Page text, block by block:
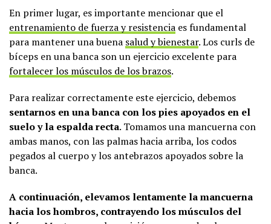
En primer lugar, es importante mencionar que el
entrenamiento de fuerza y resistencia es fundamental
para mantener una buena salud y bienestar. Los curls de
bíceps en una banca son un ejercicio excelente para
fortalecer los músculos de los brazos.
Para realizar correctamente este ejercicio, debemos
sentarnos en una banca con los pies apoyados en el
suelo y la espalda recta. Tomamos una mancuerna con
ambas manos, con las palmas hacia arriba, los codos
pegados al cuerpo y los antebrazos apoyados sobre la
banca.
A continuación, elevamos lentamente la mancuerna
hacia los hombros, contrayendo los músculos del